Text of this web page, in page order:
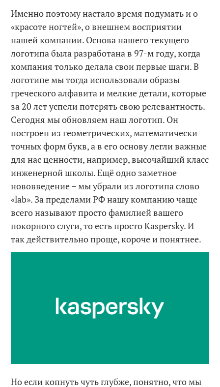
Именно поэтому настало время подумать и о
«красоте ногтей», о внешнем восприятии
нашей компании. Основа нашего текущего
логотипа была разработана в 97-м году, когда
компания только делала свои первые шаги. В
логотипе мы тогда использовали образы
греческого алфавита и мелкие детали, которые
за 20 лет успели потерять свою релевантность.
Сегодня мы обновляем наш логотип. Он
построен из геометрических, математически
точных форм букв, а в его основу легли важные
для нас ценности, например, высочайший класс
инженерной школы. Ещё одно заметное
нововведение – мы убрали из логотипа слово
«lab». За пределами РФ нашу компанию чаще
всего называют просто фамилией вашего
покорного слуги, то есть просто Kaspersky. И
так действительно проще, короче и понятнее.
Но если копнуть чуть глубже, понятно, что мы